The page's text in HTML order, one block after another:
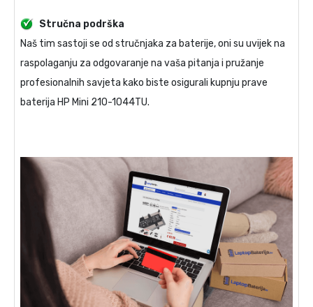
Stručna podrška
Naš tim sastoji se od stručnjaka za baterije, oni su uvijek na
raspolaganju za odgovaranje na vaša pitanja i pružanje
profesionalnih savjeta kako biste osigurali kupnju prave
baterija HP Mini 210-1044TU.